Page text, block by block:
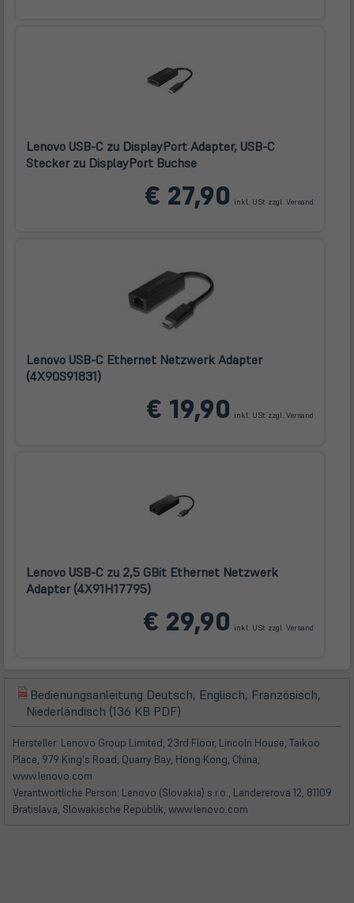
Lenovo USB-C zu DisplayPort Adapter, USB-C
Stecker zu DisplayPort Buchse
€ 27,90 inkl. USt zzgl. Versand
Lenovo USB-C Ethernet Netzwerk Adapter
(4X90S91831)
€ 19,90 inkl. USt zzgl. Versand
Lenovo USB-C zu 2,5 GBit Ethernet Netzwerk
Adapter (4X91H17795)
€ 29,90 inkl. USt zzgl. Versand
(öffnet
in
neuem
Tab)
Bedienungsanleitung Deutsch, Englisch, Französisch,
Niederländisch (136 KB PDF)
in
neuem
Tab)
Hersteller: Lenovo Group Limited, 23rd Floor, Lincoln House, Taikoo
Place, 979 King's Road, Quarry Bay, Hong Kong, China,
www.lenovo.com
Verantwortliche Person: Lenovo (Slovakia) s.r.o., Landererova 12, 81109
Bratislava, Slowakische Republik, www.lenovo.com